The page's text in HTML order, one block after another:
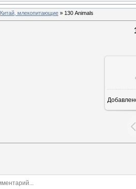
Китай, млекопитающие » 130 Animals